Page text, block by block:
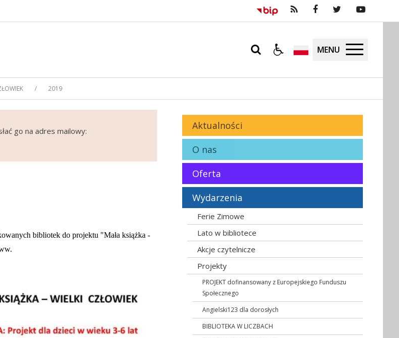
MENU
2019
go na adres mailowy:
bibliotek do projektu "Mała książka -
Aktualności
O nas
Oferta
Wydarzenia
Ferie Zimowe
Lato w bibliotece
Akcje czytelnicze
Projekty
PROJEKT dofinansowany z Europejskiego Funduszu
Społecznego
Angielski123 dla dorosłych
BIBLIOTEKA W LICZBACH